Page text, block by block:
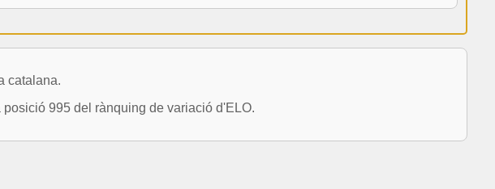
catalana.
995 del rànquing de variació d'ELO.